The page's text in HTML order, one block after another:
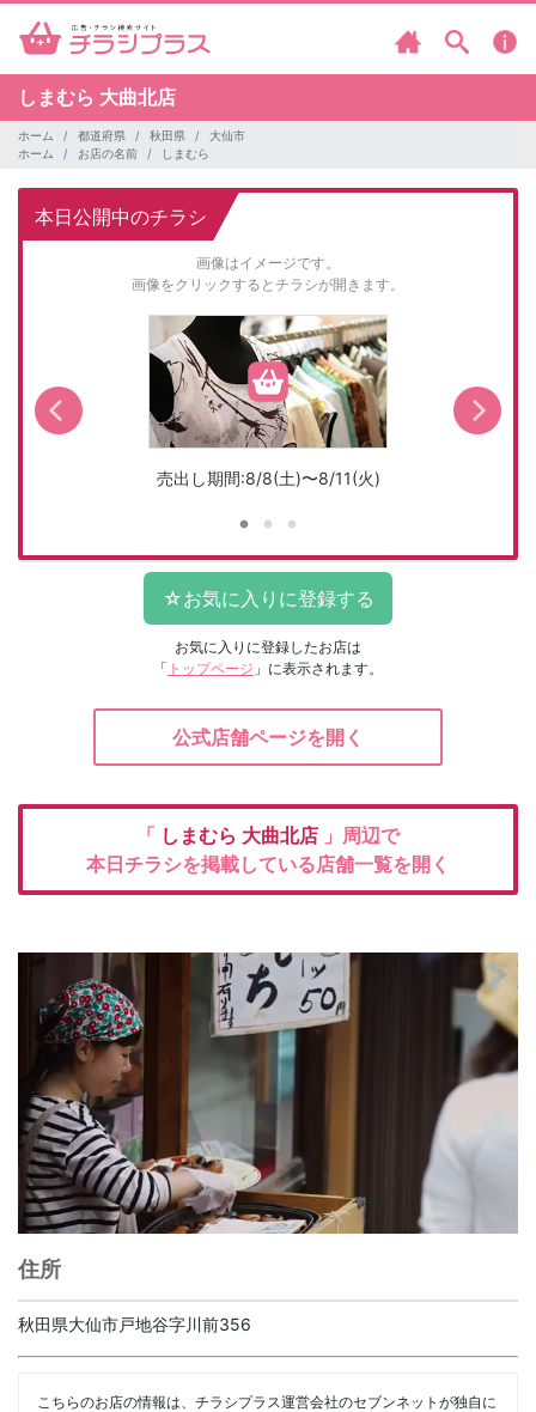
しまむら 大曲北店
ホーム 都道府県 秋田県
大仙市
ホーム
お店の名前 しまむら
本日公開中のチラシ
画像はイメージです。
画像をクリックするとチラシが開きます。
売出し期間:8/8(土)〜8/11(火)
お気に入りに登録したお店は
「 トップページ 」に表示されます。
公式店舗ページを開く
「 しまむら 大曲北店 」周辺で
本日チラシを掲載している店舗一覧を開く
住所
秋田県大仙市戸地谷字川前356
こちらのお店の情報は、チラシプラス運営会社のセブンネットが独自に